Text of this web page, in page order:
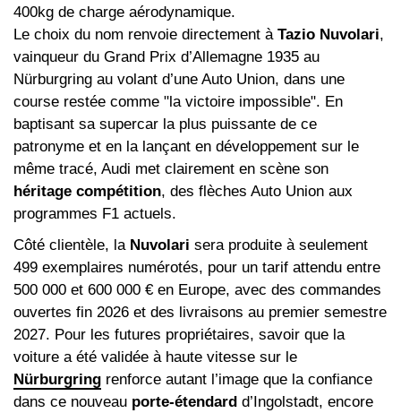
400kg de charge aérodynamique.
Le choix du nom renvoie directement à Tazio Nuvolari,
vainqueur du Grand Prix d’Allemagne 1935 au
Nürburgring au volant d’une Auto Union, dans une
course restée comme "la victoire impossible". En
baptisant sa supercar la plus puissante de ce
patronyme et en la lançant en développement sur le
même tracé, Audi met clairement en scène son
héritage compétition, des flèches Auto Union aux
programmes F1 actuels.
Côté clientèle, la Nuvolari sera produite à seulement
499 exemplaires numérotés, pour un tarif attendu entre
500 000 et 600 000 € en Europe, avec des commandes
ouvertes fin 2026 et des livraisons au premier semestre
2027. Pour les futures propriétaires, savoir que la
voiture a été validée à haute vitesse sur le
Nürburgring renforce autant l’image que la confiance
dans ce nouveau porte-étendard d’Ingolstadt, encore